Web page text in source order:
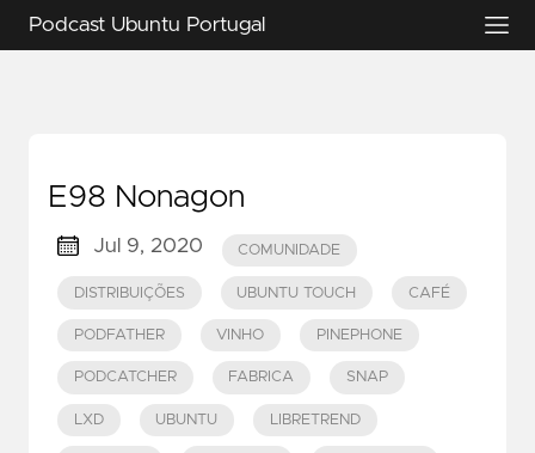
Podcast Ubuntu Portugal
E98 Nonagon
Jul 9, 2020 COMUNIDADE
DISTRIBUIÇÕES UBUNTU TOUCH CAFÉ
PODFATHER VINHO PINEPHONE
PODCATCHER FABRICA SNAP
LXD UBUNTU LIBRETREND